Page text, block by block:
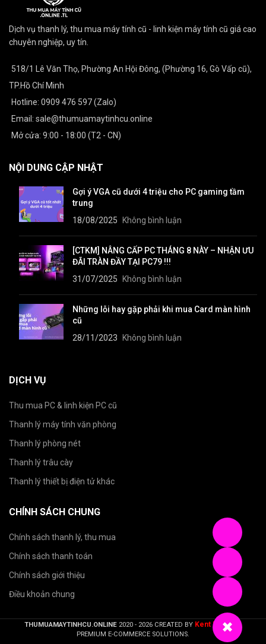
✖
Dịch vụ thanh lý, thu mua máy tính cũ - linh kiện máy tính cũ giá cao
chuyên nghiệp, uy tín.
518/1 Lê Văn Thọ, Phường An Hội Đông, (Phường 16, Gò Vấp cũ),
TP.Hồ Chí Minh
Hotline: 0909 476 597 (Zalo)
Email: sale@thumuamaytinhcu.online
Mở cửa: 9:00 - 18:00 (T2 - CN)
NỘI DUNG CẬP NHẬT
Gợi ý VGA cũ dưới 4 triệu cho PC gaming tầm
trung
18/08/2025
Không bình luận
[CTKM] NÂNG CẤP PC THÁNG 8 NÀY – NHẬN ƯU
ĐÃI TRÀN ĐẦY TẠI PC79 !!!
31/07/2025
Không bình luận
Những lỗi hay gặp phải khi mua Card màn hình
cũ
28/11/2023
Không bình luận
DỊCH VỤ
Thu mua PC & linh kiện PC cũ
Thanh lý máy tính văn phòng
Thanh lý phòng nét
Thanh lý trâu cày
Thanh lý thiết bị điện tử khác
CHÍNH SÁCH CHUNG
Chính sách thanh lý, thu mua
Chính sách thanh toán
Chính sách giới thiệu
Điều khoản chung
THUMUAMAYTINHCU.ONLINE 2020 - 2026 CREATED BY Kent Nguyen
.
PREMIUM E-COMMERCE SOLUTIONS.